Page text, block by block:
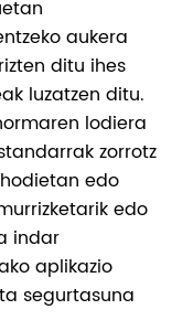
aukera
ditu ihes
luzatzen ditu.
lodiera
zorrotz
edo
edo
indar
aplikazio
segurtasuna